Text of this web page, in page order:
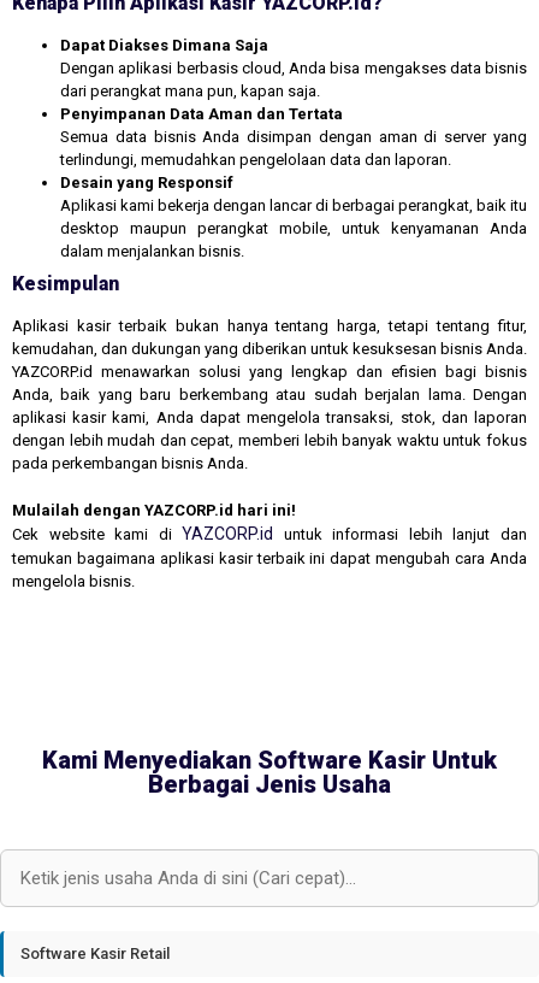
Dapat Diakses Dimana Saja
Dengan aplikasi berbasis cloud, Anda bisa mengakses data bisnis
dari perangkat mana pun, kapan saja.
Penyimpanan Data Aman dan Tertata
Semua data bisnis Anda disimpan dengan aman di server yang
terlindungi, memudahkan pengelolaan data dan laporan.
Desain yang Responsif
Aplikasi kami bekerja dengan lancar di berbagai perangkat, baik itu
desktop maupun perangkat mobile, untuk kenyamanan Anda
dalam menjalankan bisnis.
Kesimpulan
Aplikasi kasir terbaik bukan hanya tentang harga, tetapi tentang fitur,
kemudahan, dan dukungan yang diberikan untuk kesuksesan bisnis Anda.
YAZCORP.id menawarkan solusi yang lengkap dan efisien bagi bisnis
Anda, baik yang baru berkembang atau sudah berjalan lama. Dengan
aplikasi kasir kami, Anda dapat mengelola transaksi, stok, dan laporan
dengan lebih mudah dan cepat, memberi lebih banyak waktu untuk fokus
pada perkembangan bisnis Anda.
Mulailah dengan YAZCORP.id hari ini!
Cek website kami di YAZCORP.id
untuk informasi lebih lanjut dan
temukan bagaimana aplikasi kasir terbaik ini dapat mengubah cara Anda
mengelola bisnis.
Kami Menyediakan Software Kasir Untuk
Berbagai Jenis Usaha
Software Kasir Retail